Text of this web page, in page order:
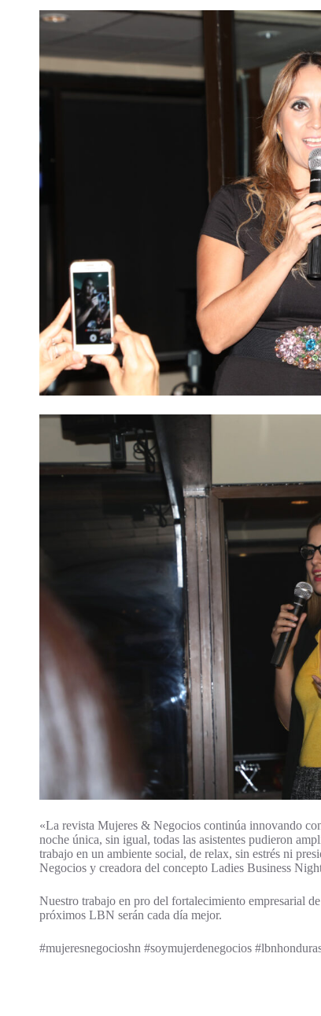
«La revista Mujeres & Negocios continúa innovando
noche única, sin igual, todas las asistentes pudieron
trabajo en un ambiente social, de relax, sin estrés ni
Negocios y creadora del concepto Ladies Business
Nuestro trabajo en pro del fortalecimiento empresarial
próximos LBN serán cada día mejor.
#mujeresnegocioshn #soymujerdenegocios